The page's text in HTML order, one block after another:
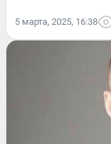
5 марта, 2025, 16:38